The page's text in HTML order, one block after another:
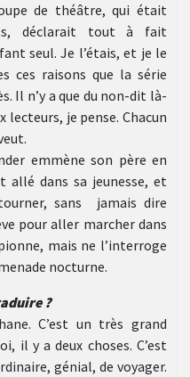
de théâtre, qui était
déclarait tout à fait
seul. Je l’étais, et je le
ces raisons que la série
Il n’y a que du non-dit là-
lecteurs, je pense. Chacun
emmène son père en
allé dans sa jeunesse, et
sans jamais dire
pour aller marcher dans
mais ne l’interroge
nocturne.
?
C’est un très grand
il y a deux choses. C’est
génial, de voyager.